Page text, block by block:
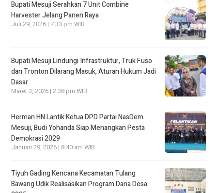
Bupati Mesuji Serahkan 7 Unit Combine
Harvester Jelang Panen Raya
Juli 29, 2026 | 7:33 pm WIB
Bupati Mesuji Lindungi Infrastruktur, Truk Fuso
dan Tronton Dilarang Masuk, Aturan Hukum Jadi
Dasar
Maret 3, 2026 | 2:38 pm WIB
Herman HN Lantik Ketua DPD Partai NasDem
Mesuji, Budi Yohanda Siap Menangkan Pesta
Demokrasi 2029
Januari 29, 2026 | 8:40 am WIB
Tiyuh Gading Kencana Kecamatan Tulang
Bawang Udik Realisasikan Program Dana Desa